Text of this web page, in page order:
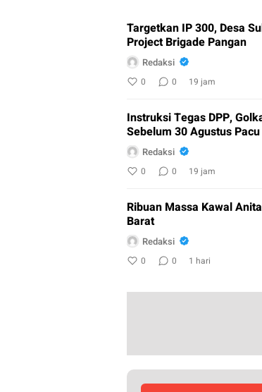
Targetkan IP 300, Desa
Project Brigade Pangan
Redaksi
0 0 19 jam
Instruksi Tegas DPP,
Sebelum 30 Agustus
Redaksi
0 0 19 jam
Ribuan Massa Kawal
Barat
Redaksi
0 0 1 hari